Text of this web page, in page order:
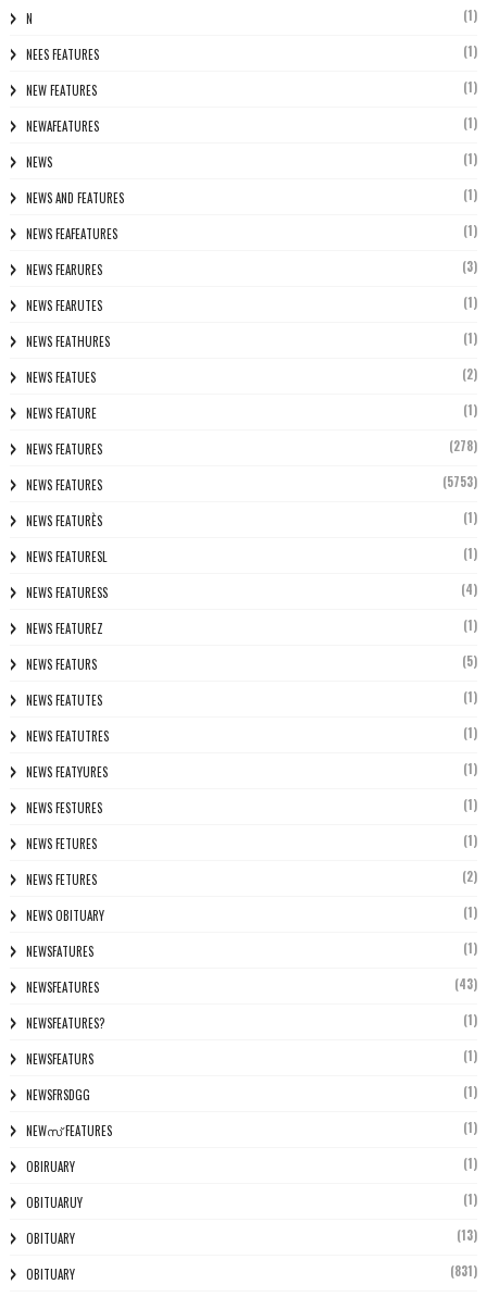
N (1)
NEES FEATURES (1)
NEW FEATURES (1)
NEWAFEATURES (1)
NEWS (1)
NEWS AND FEATURES (1)
NEWS FEAFEATURES (1)
NEWS FEARURES (3)
NEWS FEARUTES (1)
NEWS FEATHURES (1)
NEWS FEATUES (2)
NEWS FEATURE (1)
NEWS FEATURES (278)
NEWS FEATURES (5753)
NEWS FEATURÈS (1)
NEWS FEATURESL (1)
NEWS FEATURESS (4)
NEWS FEATUREZ (1)
NEWS FEATURS (5)
NEWS FEATUTES (1)
NEWS FEATUTRES (1)
NEWS FEATYURES (1)
NEWS FESTURES (1)
NEWS FETURES (1)
NEWS FETURES (2)
NEWS OBITUARY (1)
NEWSFATURES (1)
NEWSFEATURES (43)
NEWSFEATURES? (1)
NEWSFEATURS (1)
NEWSFRSDGG (1)
NEWസ് FEATURES (1)
OBIRUARY (1)
OBITUARUY (1)
OBITUARY (13)
OBITUARY (831)